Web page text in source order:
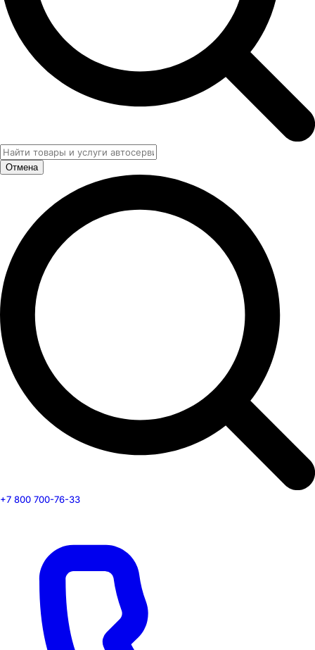
Отмена
+7 800 700-76-33